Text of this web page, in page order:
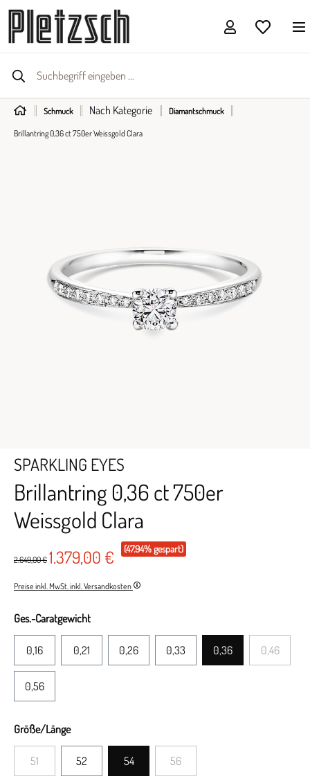
Schmuck Nach Kategorie Diamantschmuck
Brillantring 0,36 ct 750er Weissgold Clara
SPARKLING EYES
Brillantring 0,36 ct 750er
Weissgold Clara
2.649,00 € 1.379,00 € (47.94% gespart)
Preise inkl. MwSt. inkl. Versandkosten
Ges.-Caratgewicht
0,16 0,21 0,26 0,33 0,36 0,46
0,56
Größe/Länge
51 52 54 56